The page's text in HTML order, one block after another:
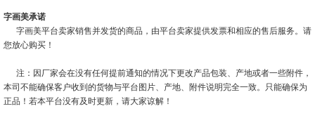
字画美承诺
字画美平台卖家销售并发货的商品，由平台卖家提供发票和相应的售后服务。请
您放心购买！
注：因厂家会在没有任何提前通知的情况下更改产品包装、产地或者一些附件，
本司不能确保客户收到的货物与平台图片、产地、附件说明完全一致。只能确保为
正品！若本平台没有及时更新，请大家谅解！